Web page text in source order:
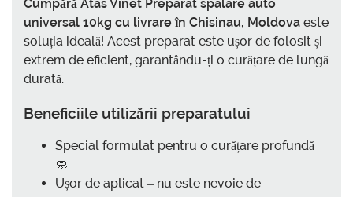
Cumpără Atas Vinet Preparat spalare auto
universal 10kg cu livrare în Chisinau, Moldova este
soluția ideală! Acest preparat este ușor de folosit și
extrem de eficient, garantându-ți o curățare de lungă
durată.
Beneficiile utilizării preparatului
Special formulat pentru o curățare profundă
🧼
Ușor de aplicat – nu este nevoie de